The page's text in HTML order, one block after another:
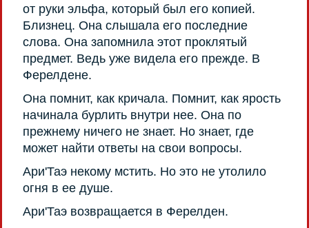
от руки эльфа, который был его копией.
Близнец. Она слышала его последние
слова. Она запомнила этот проклятый
предмет. Ведь уже видела его прежде. В
Ферелдене.
Она помнит, как кричала. Помнит, как ярость
начинала бурлить внутри нее. Она по
прежнему ничего не знает. Но знает, где
может найти ответы на свои вопросы.
Ари'Таэ некому мстить. Но это не утолило
огня в ее душе.
Ари'Таэ возвращается в Ферелден.